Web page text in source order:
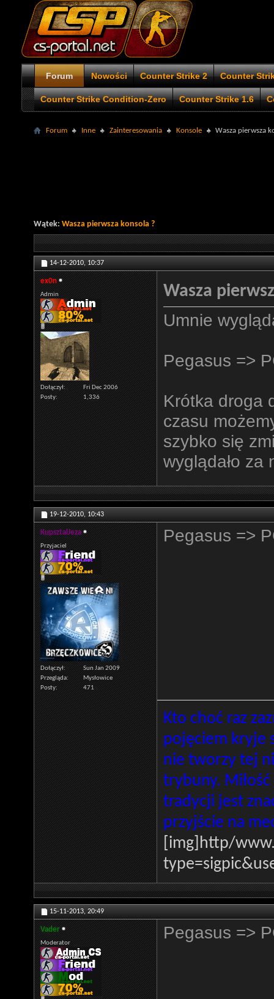
Forum Nowości Counter Strike 2 Counter
Counter Strike Condition-Zero Counter Strike 1.6
Forum Inne Zainteresowania Konsole Wasza pierwsza
Wątek: Wasza pierwsza konsola ?
14-12-2010, 10:37
ex0n
Admin
Dołączył
Fri Dec 2006
Posty
1,336
Wasza
Umnie
Pegasus =>
Krótka droga
czasu
szybko się
wyglądało
19-12-2010, 10:43
KupsztalJeza
Przyjaciel
Dołączył
Sun Jan 2009
Przegląda
Mysłowice
Posty
471
Pegasus =>
Kto choć raz
pojęciem kryje
nie tworzy tej
trybuny.
tradycji jest
przyjście na
[img]http/
15-11-2013, 20:49
Vader
Moderator
Pegasus =>